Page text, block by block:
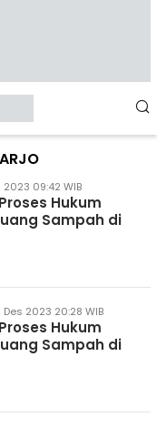
09:42 WIB
Hukum
Sampah di
Des 2023 20:28 WIB
Hukum
Sampah di